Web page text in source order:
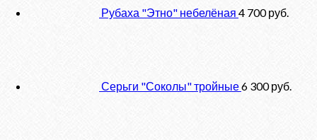
Рубаха "Этно" небелёная 4 700руб.
Серьги "Соколы" тройные6 300руб.